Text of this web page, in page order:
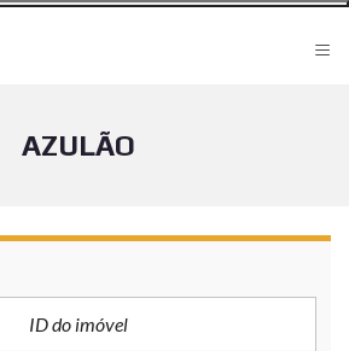
≡
AZULÃO